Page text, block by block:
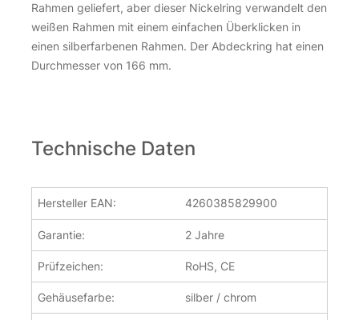
Rahmen geliefert, aber dieser Nickelring verwandelt den
weißen Rahmen mit einem einfachen Überklicken in
einen silberfarbenen Rahmen. Der Abdeckring hat einen
Durchmesser von 166 mm.
Technische Daten
Hersteller EAN: 4260385829900
Garantie: 2 Jahre
Prüfzeichen: RoHS, CE
Gehäusefarbe: silber / chrom